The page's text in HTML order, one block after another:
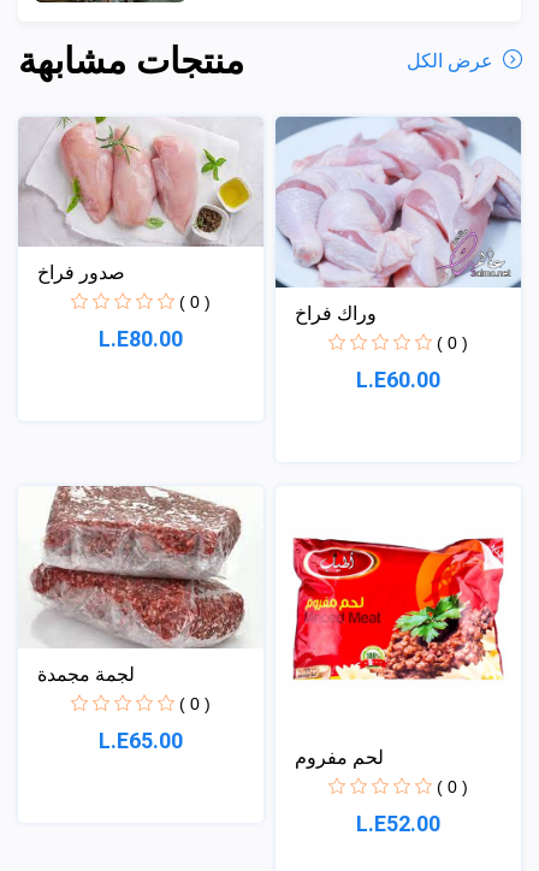
منتجات مشابهة
صدور فراخ
( 0 )
L.E80.00
وراك فراخ
( 0 )
L.E60.00
لجمة مجمدة
( 0 )
L.E65.00
لحم مفروم
( 0 )
L.E52.00